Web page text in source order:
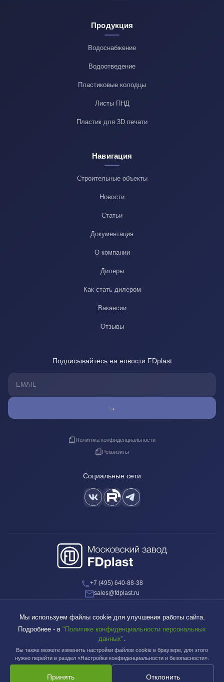
Продукция
Водоснабжение
Водоотведение
Пластиковые колодцы
Листы ПНД
Пластик для 3D печати
Навигация
Строительные объекты
Новости
Статьи
Документация
О компании
Дилеры
Как стать дилером
Вакансии
Отзывы
Подписывайтесь на новости FDplast
→
Политика конфиденциальности
Реквизиты
Социальные сети
+7 (495) 640-88-38
sales@fdplast.ru
Московский завод FDplast™ | © 2003-2026
Мы используем файлы cookie для улучшения работы сайта.
Подробнее - в "Политике конфиденциальности персональных
данных".
Вы также можете изменить настройки файлов cookie в браузере, для этого
нужно перейти в раздел «Настройки конфиденциальности и безопасности».
Принять Отклонить